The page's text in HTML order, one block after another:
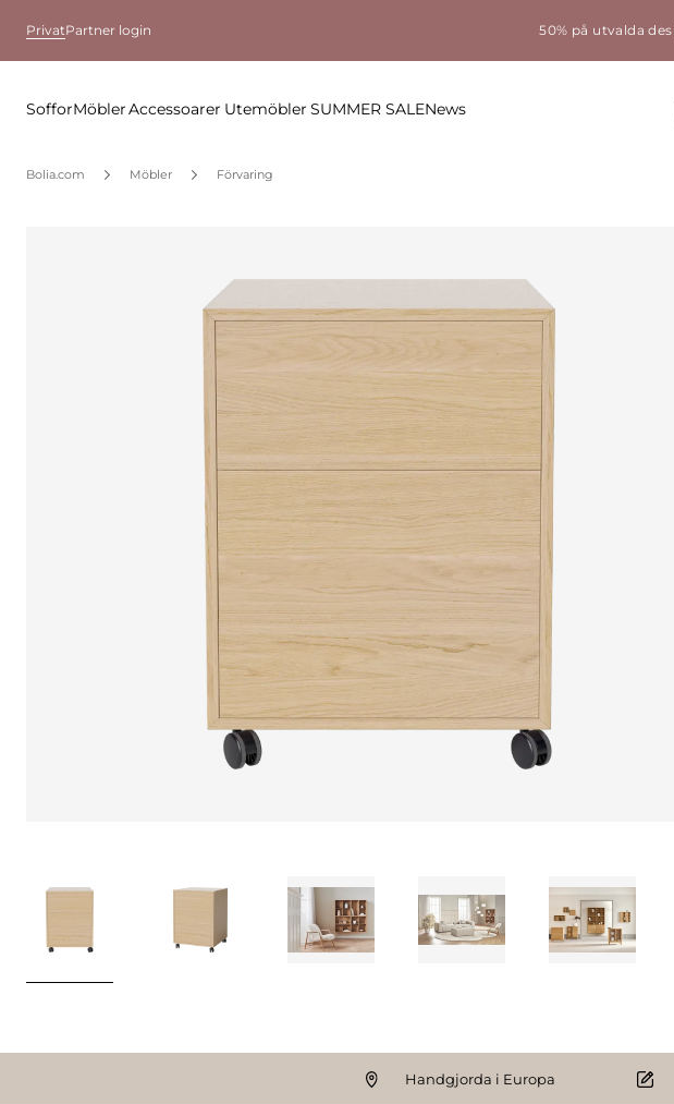
PrivatPartner login 50% på utvalda
SofforMöblerAccessoarer Utemöbler SUMMER SALENews
Bolia.com Möbler Förvaring
Handgjorda i Europa